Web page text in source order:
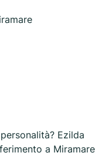
Ezilda
a Miramare